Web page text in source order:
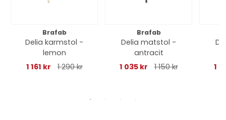
Brafab
Delia karmstol -
lemon
1 161 kr
1 290 kr
Brafab
Delia matstol -
antracit
1 035 kr
1 150 kr 1